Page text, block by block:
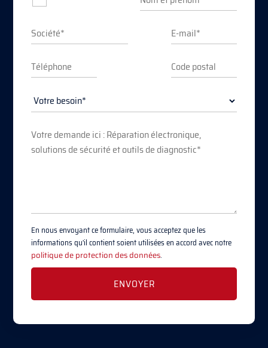
En nous envoyant ce formulaire, vous acceptez que les
informations qu'il contient soient utilisées en accord avec notre
politique de protection des données.